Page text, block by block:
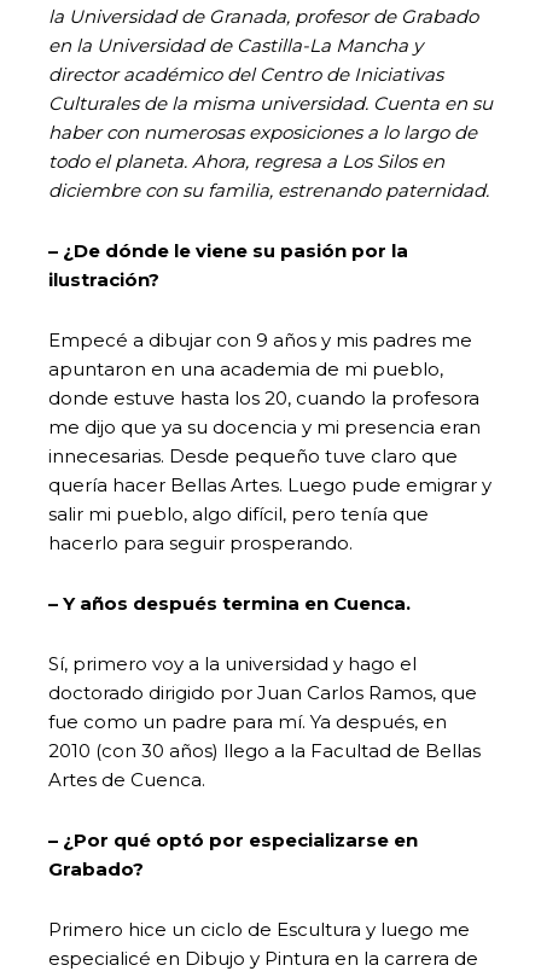
la Universidad de Granada, profesor de Grabado
en la Universidad de Castilla-La Mancha y
director académico del Centro de Iniciativas
Culturales de la misma universidad. Cuenta en su
haber con numerosas exposiciones a lo largo de
todo el planeta. Ahora, regresa a Los Silos en
diciembre con su familia, estrenando paternidad.
– ¿De dónde le viene su pasión por la
ilustración?
Empecé a dibujar con 9 años y mis padres me
apuntaron en una academia de mi pueblo,
donde estuve hasta los 20, cuando la profesora
me dijo que ya su docencia y mi presencia eran
innecesarias. Desde pequeño tuve claro que
quería hacer Bellas Artes. Luego pude emigrar y
salir mi pueblo, algo difícil, pero tenía que
hacerlo para seguir prosperando.
– Y años después termina en Cuenca.
Sí, primero voy a la universidad y hago el
doctorado dirigido por Juan Carlos Ramos, que
fue como un padre para mí. Ya después, en
2010 (con 30 años) llego a la Facultad de Bellas
Artes de Cuenca.
– ¿Por qué optó por especializarse en
Grabado?
Primero hice un ciclo de Escultura y luego me
especialicé en Dibujo y Pintura en la carrera de